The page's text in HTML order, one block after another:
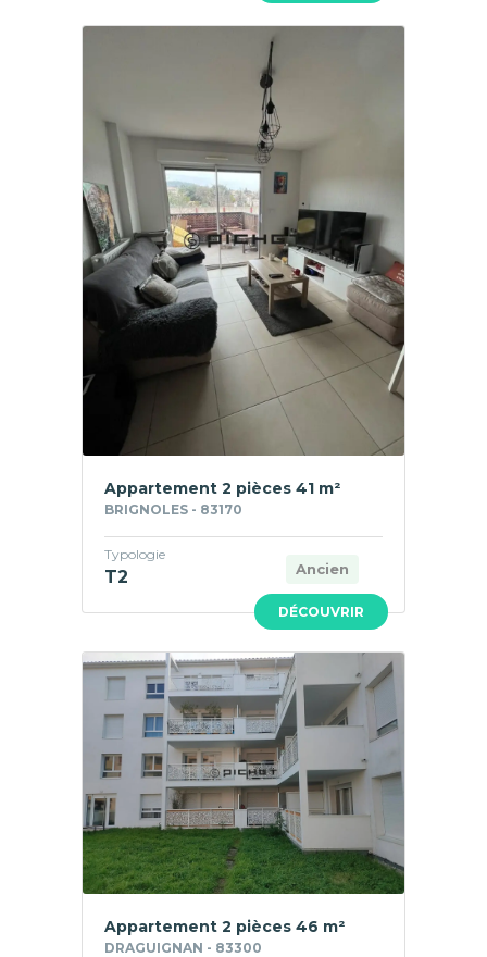
DÉCOUVRIR
Appartement 2 pièces 41 m²
BRIGNOLES - 83170
Ancien
Typologie
T2
Appartement 2 pièces 46 m²
DRAGUIGNAN - 83300